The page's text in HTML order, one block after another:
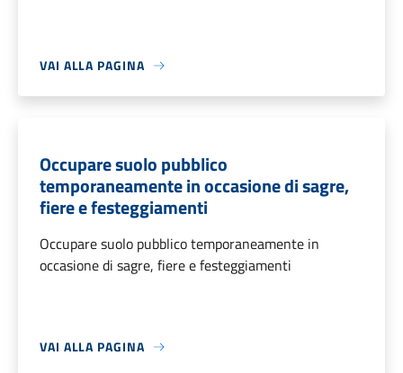
VAI ALLA PAGINA
Occupare suolo pubblico
temporaneamente in occasione di sagre,
fiere e festeggiamenti
Occupare suolo pubblico temporaneamente in
occasione di sagre, fiere e festeggiamenti
VAI ALLA PAGINA